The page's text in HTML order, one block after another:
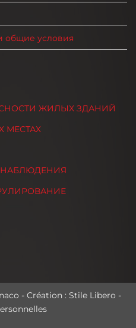
общие условия
ЖИЛЫХ ЗДАНИЙ
МЕСТАХ
НАБЛЮДЕНИЯ
- Création : Stile Libero -